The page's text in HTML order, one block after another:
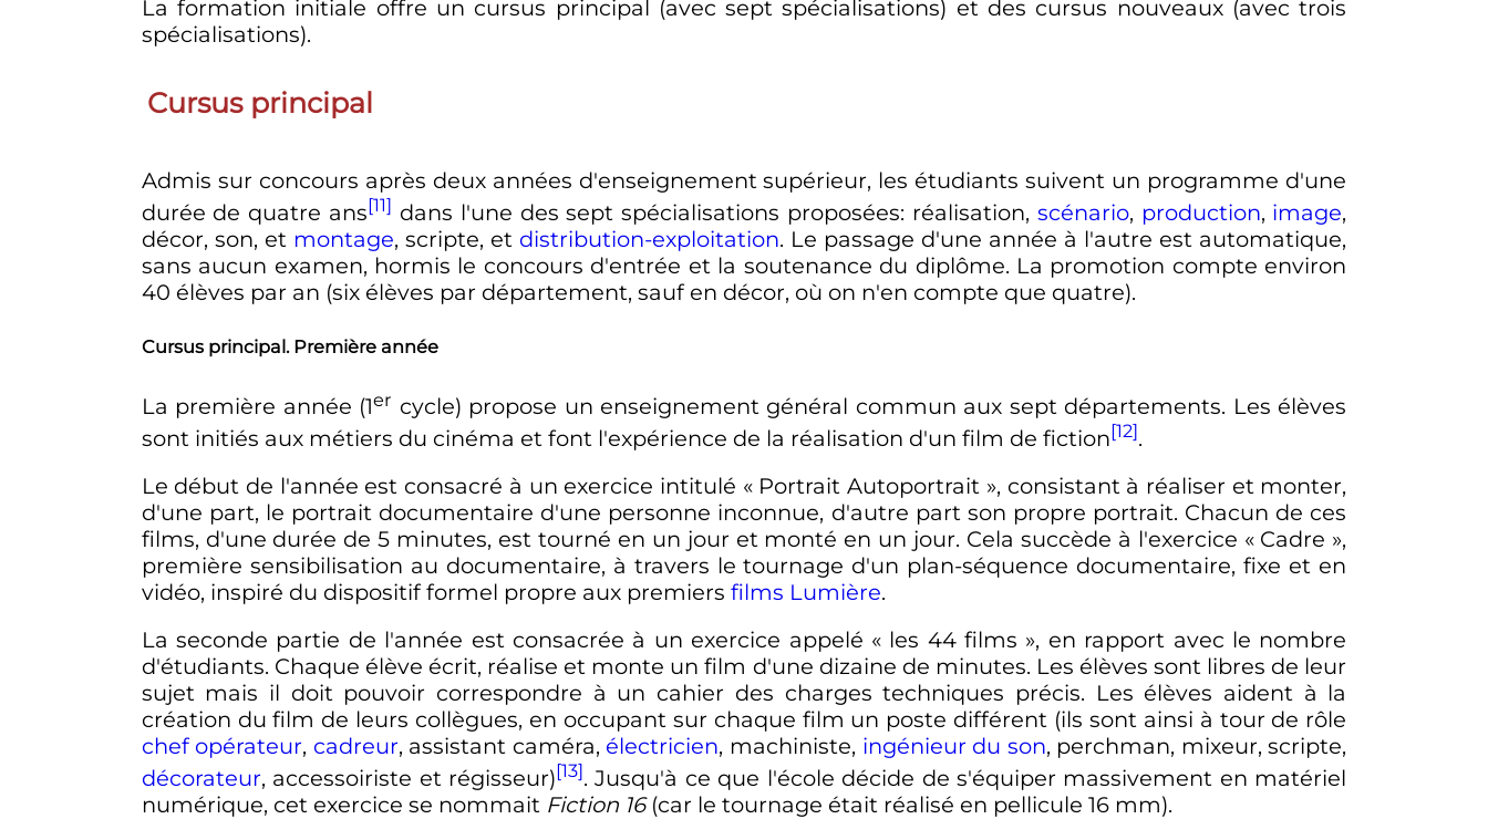
La formation initiale offre un cursus principal (avec sept spécialisations) et des cursus nouveaux (avec trois
spécialisations).
Cursus principal
Admis sur concours après deux années d'enseignement supérieur, les étudiants suivent un programme d'une
durée de quatre ans[11] dans l'une des sept spécialisations proposées: réalisation, scénario, production, image,
décor, son, et montage, scripte, et distribution-exploitation. Le passage d'une année à l'autre est automatique,
sans aucun examen, hormis le concours d'entrée et la soutenance du diplôme. La promotion compte environ
40 élèves par an (six élèves par département, sauf en décor, où on n'en compte que quatre).
Cursus principal. Première année
La première année (1er cycle) propose un enseignement général commun aux sept départements. Les élèves
sont initiés aux métiers du cinéma et font l'expérience de la réalisation d'un film de fiction[12].
Le début de l'année est consacré à un exercice intitulé « Portrait Autoportrait », consistant à réaliser et monter,
d'une part, le portrait documentaire d'une personne inconnue, d'autre part son propre portrait. Chacun de ces
films, d'une durée de 5 minutes, est tourné en un jour et monté en un jour. Cela succède à l'exercice « Cadre »,
première sensibilisation au documentaire, à travers le tournage d'un plan-séquence documentaire, fixe et en
vidéo, inspiré du dispositif formel propre aux premiers films Lumière.
La seconde partie de l'année est consacrée à un exercice appelé « les 44 films », en rapport avec le nombre
d'étudiants. Chaque élève écrit, réalise et monte un film d'une dizaine de minutes. Les élèves sont libres de leur
sujet mais il doit pouvoir correspondre à un cahier des charges techniques précis. Les élèves aident à la
création du film de leurs collègues, en occupant sur chaque film un poste différent (ils sont ainsi à tour de rôle
chef opérateur, cadreur, assistant caméra, électricien, machiniste, ingénieur du son, perchman, mixeur, scripte,
décorateur, accessoiriste et régisseur)[13]. Jusqu'à ce que l'école décide de s'équiper massivement en matériel
numérique, cet exercice se nommait Fiction 16(car le tournage était réalisé en pellicule 16 mm).